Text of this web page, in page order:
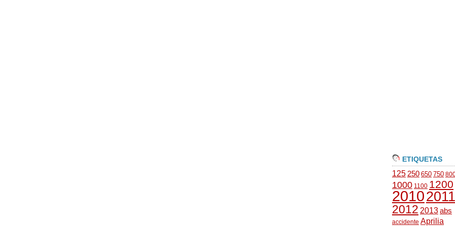
ETIQUETAS
125 250 650 750
1000 1100 1200
20102011
2012 2013abs
accidente Aprilia